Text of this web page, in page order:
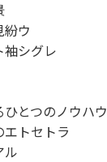
紛ウ
袖シグレ
とつのノウハウ
トセトラ
ル